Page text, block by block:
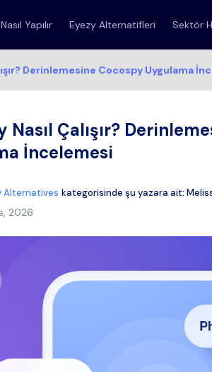
Nasıl Yapılır Eyezy Alternatifleri Sektör
Derinlemesine Cocospy Uygulama
Nasıl Çalışır?
İncelemesi
Alternatives kategorisinde şu yazara ait:
2026